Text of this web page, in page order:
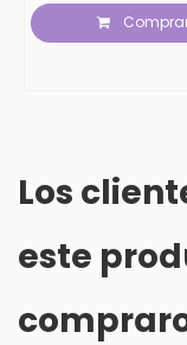
Los
este